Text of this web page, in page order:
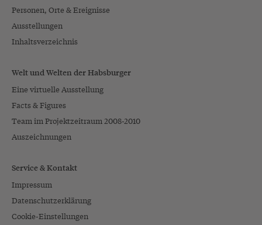
Personen, Orte & Ereignisse
Ausstellungen
Inhaltsverzeichnis
Welt und Welten der Habsburger
Eine virtuelle Ausstellung
Facts & Figures
Team im Projektzeitraum 2008-2010
Auszeichnungen
Service & Kontakt
Impressum
Datenschutzerklärung
Cookie-Einstellungen